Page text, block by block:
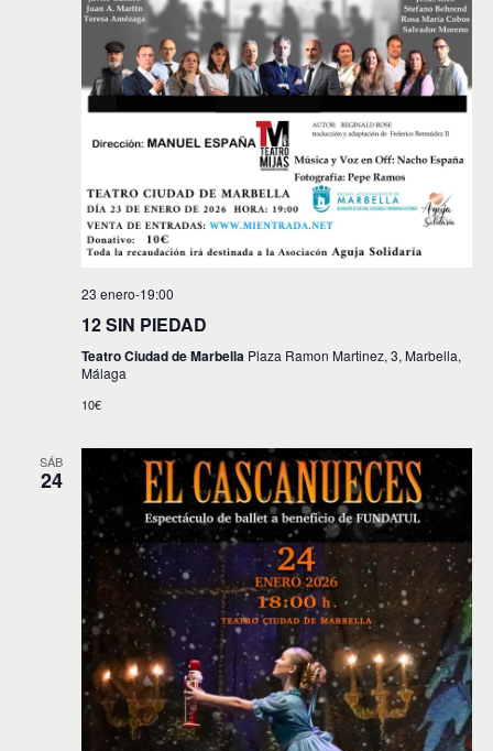
23 enero-19:00
12 SIN PIEDAD
Teatro Ciudad de Marbella Plaza Ramon Martinez, 3, Marbella,
Málaga
10€
SÁB
24